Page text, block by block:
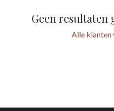
Geen resultaten
Alle klanten